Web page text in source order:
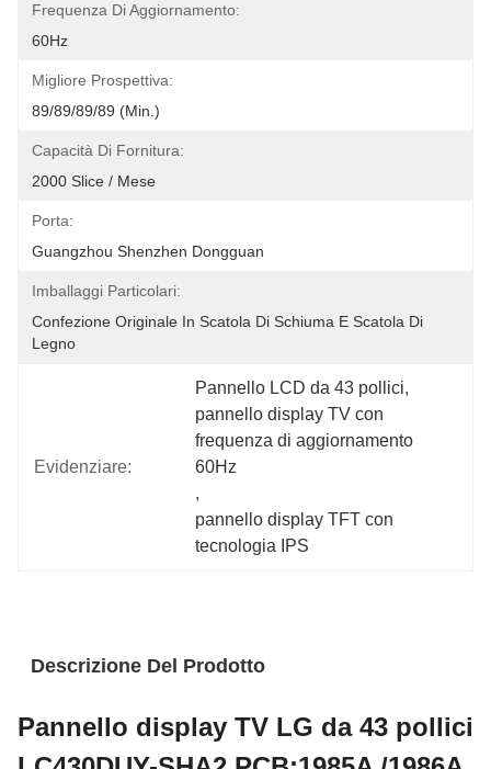
Frequenza Di Aggiornamento:
60Hz
Migliore Prospettiva:
89/89/89/89 (min.)
Capacità Di Fornitura:
2000 Slice / Mese
Porta:
Guangzhou Shenzhen Dongguan
Imballaggi Particolari:
Confezione Originale In Scatola Di Schiuma E Scatola Di
Legno
Evidenziare:
Pannello LCD da 43 pollici,
pannello display TV con
frequenza di aggiornamento
60Hz
,
pannello display TFT con
tecnologia IPS
Descrizione Del Prodotto
Pannello display TV LG da 43 pollici